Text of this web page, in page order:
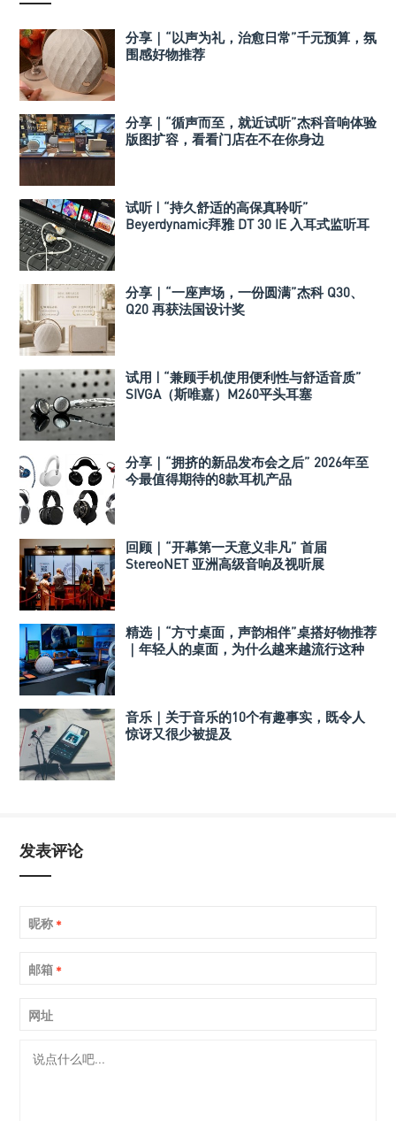
分享｜“以声为礼，治愈日常”千元预算，氛
围感好物推荐
分享｜“循声而至，就近试听”杰科音响体验
版图扩容，看看门店在不在你身边
试听 | “持久舒适的高保真聆听”
Beyerdynamic拜雅 DT 30 IE 入耳式监听耳
分享｜“一座声场，一份圆满”杰科 Q30、
Q20 再获法国设计奖
试用 | “兼顾手机使用便利性与舒适音质”
SIVGA（斯唯嘉）M260平头耳塞
分享｜“拥挤的新品发布会之后” 2026年至
今最值得期待的8款耳机产品
回顾｜“开幕第一天意义非凡” 首届
StereoNET 亚洲高级音响及视听展
精选｜“方寸桌面，声韵相伴”桌搭好物推荐
｜年轻人的桌面，为什么越来越流行这种
音乐｜关于音乐的10个有趣事实，既令人
惊讶又很少被提及
发表评论
昵称 *
邮箱 *
网址